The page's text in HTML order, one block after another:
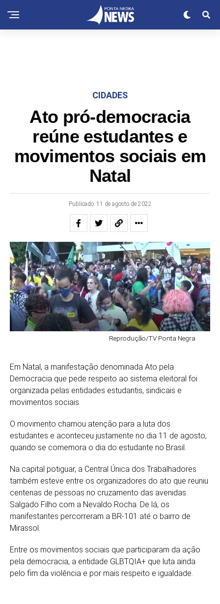
CIDADES
Ato pró-democracia
reúne estudantes e
movimentos sociais em
Natal
Publicado 11 de agosto de 2022
Reprodução/TV Ponta Negra
Em Natal, a manifestação denominada Ato pela
Democracia que pede respeito ao sistema eleitoral foi
organizada pelas entidades estudantis, sindicais e
movimentos sociais.
O movimento chamou atenção para a luta dos
estudantes e aconteceu justamente no dia 11 de agosto,
quando se comemora o dia do estudante no Brasil.
Na capital potiguar, a Central Única dos Trabalhadores
também esteve entre os organizadores do ato que reuniu
centenas de pessoas no cruzamento das avenidas
Salgado Filho com a Nevaldo Rocha. De lá, os
manifestantes percorreram a BR-101 até o bairro de
Mirassol.
Entre os movimentos sociais que participaram da ação
pela democracia, a entidade GLBTQIA+ que luta ainda
pelo fim da violência e por mais respeito e igualdade.